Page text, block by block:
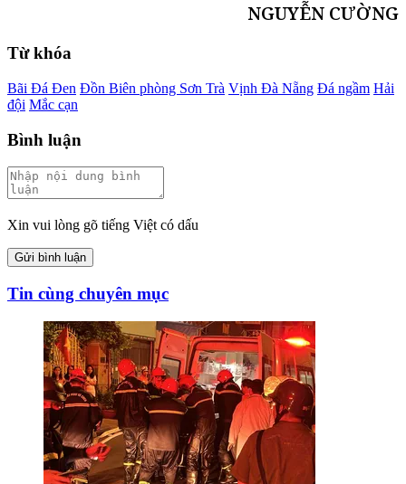
NGUYỄN CƯỜNG
Từ khóa
Bãi Đá Đen Đồn Biên phòng Sơn Trà Vịnh Đà Nẵng Đá ngầm Hải
đội Mắc cạn
Bình luận
Xin vui lòng gõ tiếng Việt có dấu
Gửi bình luận
Tin cùng chuyên mục